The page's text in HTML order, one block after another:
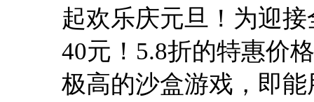
起欢乐庆元旦！为迎
40元！5.8折的特惠价
极高的沙盒游戏，即